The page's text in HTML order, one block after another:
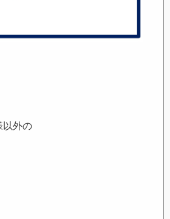
以外の